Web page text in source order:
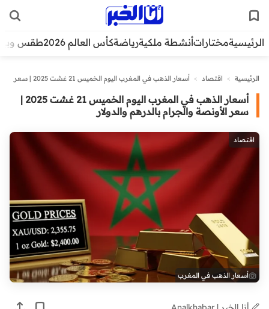
الرئيسيةمختاراتأنشطة ملكيةرياضةكأس العالم 2026 طقس
الرئيسية > اقتصاد >
أسعار الذهب في المغرب اليوم الخميس 21 غشت 2025 | سعر
أسعار الذهب في المغرب اليوم الخميس 21 غشت 2025 |
سعر الأونصة والجرام بالدرهم والدولار
اقتصاد
أسعار الذهب في المغرب